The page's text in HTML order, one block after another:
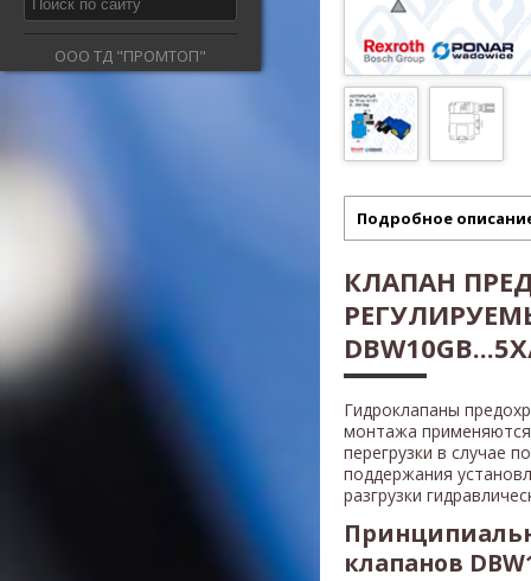
ООО ТД "ПРОМТОП"
Подробное
КЛАПАН
Гидроклапаны
монтажа
перегрузки в случае
поддержания
разгрузки
клапанов